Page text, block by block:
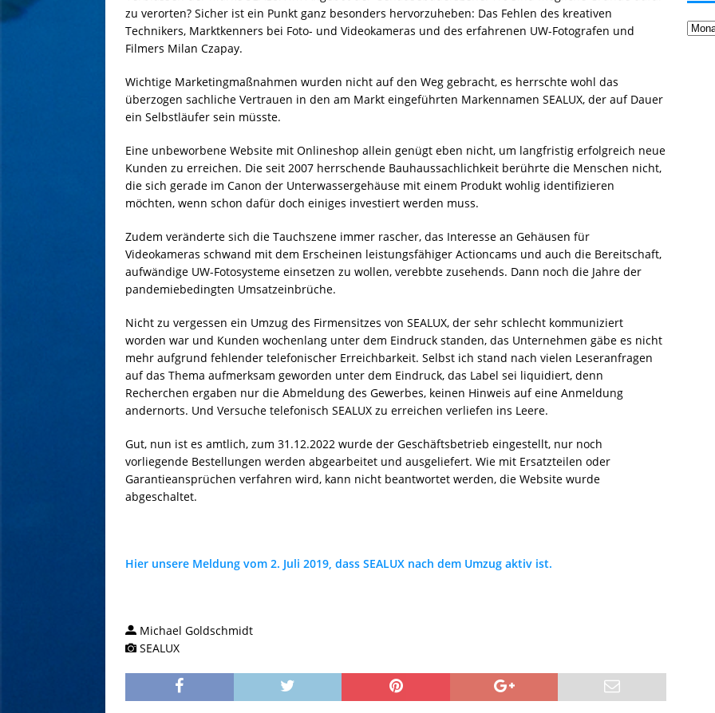
zu verorten? Sicher ist ein Punkt ganz besonders hervorzuheben: Das Fehlen des kreativen
Technikers, Marktkenners bei Foto- und Videokameras und des erfahrenen UW-Fotografen und
Filmers Milan Czapay.
Wichtige Marketingmaßnahmen wurden nicht auf den Weg gebracht, es herrschte wohl das
überzogen sachliche Vertrauen in den am Markt eingeführten Markennamen SEALUX, der auf Dauer
ein Selbstläufer sein müsste.
Eine unbeworbene Website mit Onlineshop allein genügt eben nicht, um langfristig erfolgreich neue
Kunden zu erreichen. Die seit 2007 herrschende Bauhaussachlichkeit berührte die Menschen nicht,
die sich gerade im Canon der Unterwassergehäuse mit einem Produkt wohlig identifizieren
möchten, wenn schon dafür doch einiges investiert werden muss.
Zudem veränderte sich die Tauchszene immer rascher, das Interesse an Gehäusen für
Videokameras schwand mit dem Erscheinen leistungsfähiger Actioncams und auch die Bereitschaft,
aufwändige UW-Fotosysteme einsetzen zu wollen, verebbte zusehends. Dann noch die Jahre der
pandemiebedingten Umsatzeinbrüche.
Nicht zu vergessen ein Umzug des Firmensitzes von SEALUX, der sehr schlecht kommuniziert
worden war und Kunden wochenlang unter dem Eindruck standen, das Unternehmen gäbe es nicht
mehr aufgrund fehlender telefonischer Erreichbarkeit. Selbst ich stand nach vielen Leseranfragen
auf das Thema aufmerksam geworden unter dem Eindruck, das Label sei liquidiert, denn
Recherchen ergaben nur die Abmeldung des Gewerbes, keinen Hinweis auf eine Anmeldung
andernorts. Und Versuche telefonisch SEALUX zu erreichen verliefen ins Leere.
Gut, nun ist es amtlich, zum 31.12.2022 wurde der Geschäftsbetrieb eingestellt, nur noch
vorliegende Bestellungen werden abgearbeitet und ausgeliefert. Wie mit Ersatzteilen oder
Garantieansprüchen verfahren wird, kann nicht beantwortet werden, die Website wurde
abgeschaltet.
Hier unsere Meldung vom 2. Juli 2019, dass SEALUX nach dem Umzug aktiv ist.
Michael Goldschmidt
SEALUX